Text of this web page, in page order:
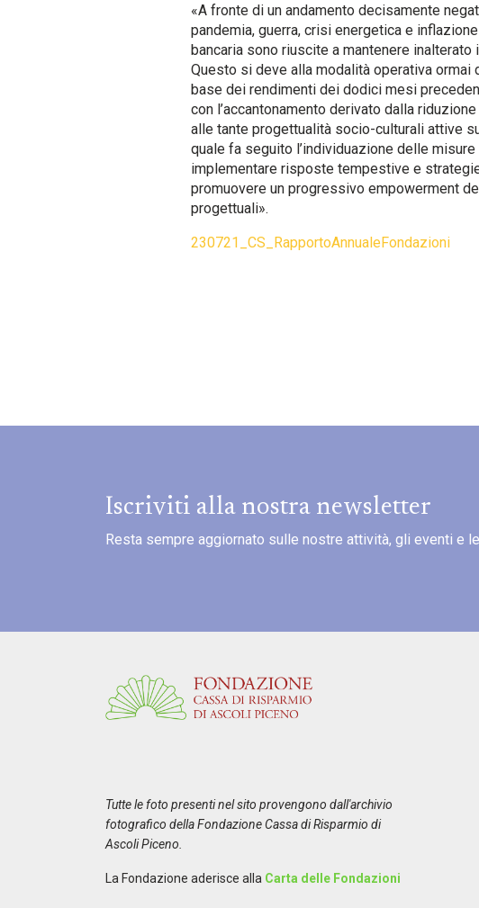
«A fronte di un andamento decisamente
pandemia, guerra, crisi energetica e
bancaria sono riuscite a mantenere
Questo si deve alla modalità operativa
base dei rendimenti dei dodici mesi
con l’accantonamento derivato dalla
alle tante progettualità socio-culturali attive
quale fa seguito l’individuazione delle
implementare risposte tempestive e
promuovere un progressivo empowerment
progettuali».
230721_CS_RapportoAnnualeFondazioni
Iscriviti alla nostra newsletter
Resta sempre aggiornato sulle nostre attività, gli eventi e
Tutte le foto presenti nel sito provengono dall'archivio
fotografico della Fondazione Cassa di Risparmio di
Ascoli Piceno.
La Fondazione aderisce alla Carta delle Fondazioni